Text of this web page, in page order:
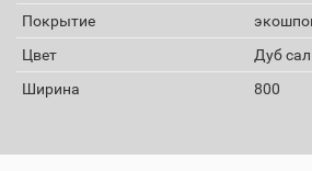
Покрытие
Цвет
Дуб
Ширина
800